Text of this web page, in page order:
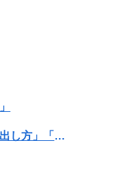
【画像】漫画家・桂正和、最新のパンツ＆お尻のイラスト投稿にネット衝撃「この質感の出し方」「実写かと思いました」